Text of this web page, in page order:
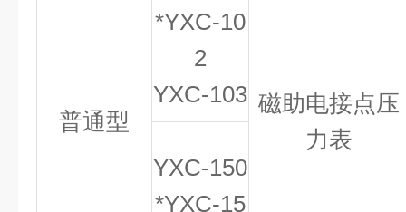
普通型
*YXC-10
2
YXC-103 磁助电接点压
力表
YXC-150
*YXC-15